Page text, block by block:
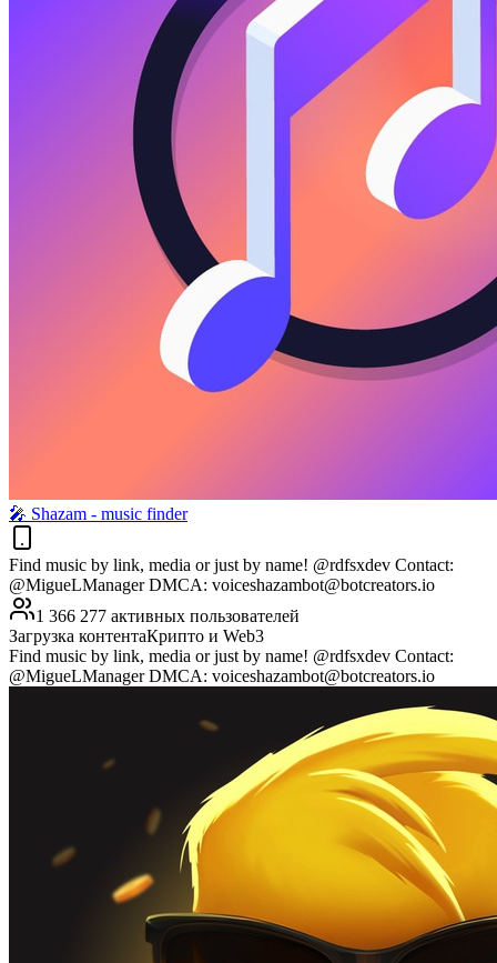
🎤︎ Shazam - music finder
Find music by link, media or just by name! @rdfsxdev Contact:
@MigueLManager DMCA: voiceshazambot@botcreators.io
1 366 277 активных пользователей
Загрузка контентаКрипто и Web3
Find music by link, media or just by name! @rdfsxdev Contact:
@MigueLManager DMCA: voiceshazambot@botcreators.io